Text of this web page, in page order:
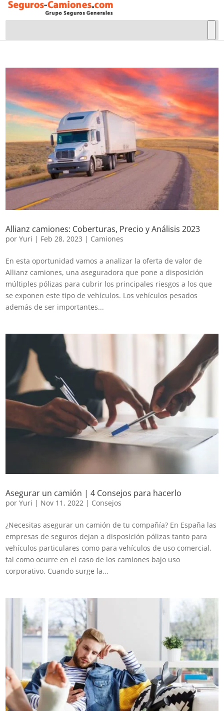
Allianz camiones: Coberturas, Precio y Análisis 2023
porYuri | Feb 28, 2023 | Camiones
En esta oportunidad vamos a analizar la oferta de valor de
Allianz camiones, una aseguradora que pone a disposición
múltiples pólizas para cubrir los principales riesgos a los que
se exponen este tipo de vehículos. Los vehículos pesados
además de ser importantes...
Asegurar un camión | 4 Consejos para hacerlo
porYuri | Nov 11, 2022 | Consejos
¿Necesitas asegurar un camión de tu compañía? En España las
empresas de seguros dejan a disposición pólizas tanto para
vehículos particulares como para vehículos de uso comercial,
tal como ocurre en el caso de los camiones bajo uso
corporativo. Cuando surge la...